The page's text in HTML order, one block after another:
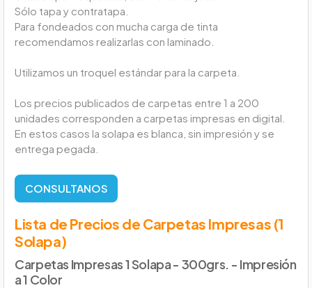
Sólo tapa y contratapa.
Para fondeados con mucha carga de tinta
recomendamos realizarlas con laminado.
Utilizamos un troquel estándar para la carpeta.
Los precios publicados de carpetas entre 1 a 200
unidades corresponden a carpetas impresas en digital.
En estos casos la solapa es blanca, sin impresión y se
entrega pegada.
CONSULTANOS
Lista de Precios de Carpetas Impresas (1
Solapa)
Carpetas Impresas 1 Solapa - 300grs. - Impresión
a 1 Color